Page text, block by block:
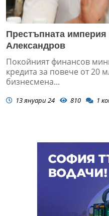
Престъпната
Александров
Покойният финансов
кредита за повече от 20
бизнесмена...
13 януари 24 810 1